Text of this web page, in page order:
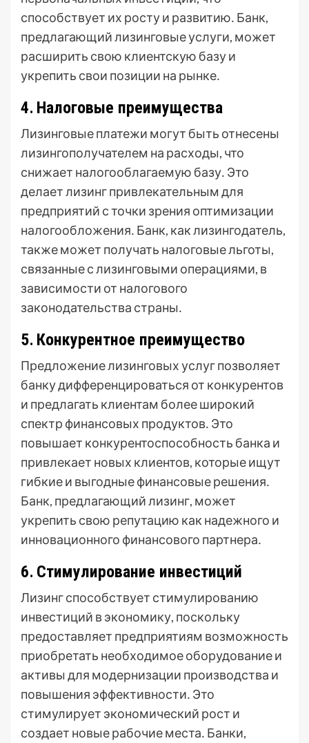
способствует их росту и развитию․ Банк,
предлагающий лизинговые услуги, может
расширить свою клиентскую базу и
укрепить свои позиции на рынке․
4․ Налоговые преимущества
Лизинговые платежи могут быть отнесены
лизингополучателем на расходы, что
снижает налогооблагаемую базу․ Это
делает лизинг привлекательным для
предприятий с точки зрения оптимизации
налогообложения․ Банк, как лизингодатель,
также может получать налоговые льготы,
связанные с лизинговыми операциями, в
зависимости от налогового
законодательства страны․
5․ Конкурентное преимущество
Предложение лизинговых услуг позволяет
банку дифференцироваться от конкурентов
и предлагать клиентам более широкий
спектр финансовых продуктов․ Это
повышает конкурентоспособность банка и
привлекает новых клиентов, которые ищут
гибкие и выгодные финансовые решения․
Банк, предлагающий лизинг, может
укрепить свою репутацию как надежного и
инновационного финансового партнера․
6․ Стимулирование инвестиций
Лизинг способствует стимулированию
инвестиций в экономику, поскольку
предоставляет предприятиям возможность
приобретать необходимое оборудование и
активы для модернизации производства и
повышения эффективности․ Это
стимулирует экономический рост и
создает новые рабочие места․ Банки,